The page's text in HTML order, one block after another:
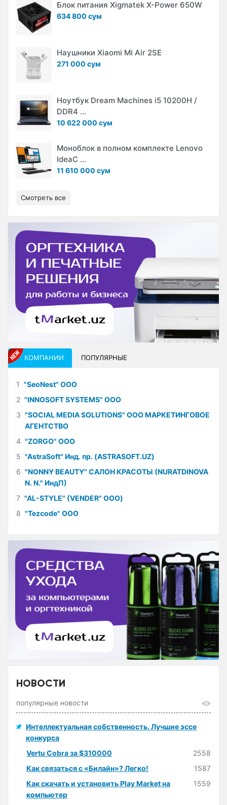
Блок питания Xigmatek X-Power 650W
634 800 сум
Наушники Xiaomi Mi Air 2SE
271 000 сум
Ноутбук Dream Machines i5 10200H /
DDR4 ...
10 622 000 сум
Моноблок в полном комплекте Lenovo
IdeaC ...
11 610 000 сум
Смотреть все
КОМПАНИИ ПОПУЛЯРНЫЕ
1 "SeoNest" ООО
2 "INNOSOFT SYSTEMS" ООО
3 "SOCIAL MEDIA SOLUTIONS" ООО МАРКЕТИНГОВОЕ
АГЕНТСТВО
4 "ZORGO" ООО
5 "AstraSoft" Инд. пр. (ASTRASOFT.UZ)
6 "NONNY BEAUTY" САЛОН КРАСОТЫ (NURATDINOVA
N. N." ИндП)
7 "AL-STYLE" (VENDER" ООО)
8 "Tezcode" ООО
НОВОСТИ
популярные новости
Интеллектуальная собственность. Лучшие эссе
конкурса
Vertu Cobra за $310000
2558
Как связаться с «Билайн»? Легко!
1587
Как скачать и установить Play Market на
компьютер
1559